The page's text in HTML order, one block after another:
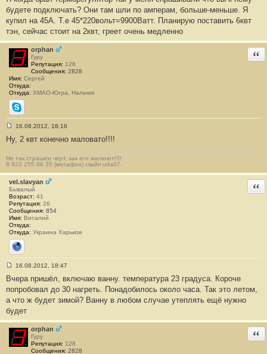
б
щ
н
и
е
#
1
будете подключать? Они там шли по амперам, больше-меньше. Я
купил на 45А. Т.е 45*220вольт=9900Ватт. Планирую поставить 6квт
тэн, сейчас стоит на 2квт, греет очень медленно
orphan
Гуру
Репутация: 128
Сообщения: 2828
Имя: Сергей
Откуда:
Откуда: ХМАО-Югра, Нальчик
Skype
о
о
б
щ
е
н
и
е
#
1
1
16.08.2012, 18:16
Ну, 2 квт конечно маловато!!!!
Не так страшен черт, как его малюют!!!!
8 922 255 68 35 (мегафон) скайп uda07.
vel.slavyan
Бывалый
Возраст: 41
Репутация: 26
Сообщения: 854
Имя: Виталий
Откуда:
Откуда: Украина Харьков
Сайт
о
б
щ
н
и
е
#
1
16.08.2012, 18:47
Вчера пришёл, включаю ванну. температура 23 градуса. Короче
попробовал до 30 нагреть. Понадобилось около часа. Так это летом,
а что ж будет зимой? Ванну в любом случае утеплять ещё нужно
будет
orphan
Гуру
Репутация: 128
Сообщения: 2828